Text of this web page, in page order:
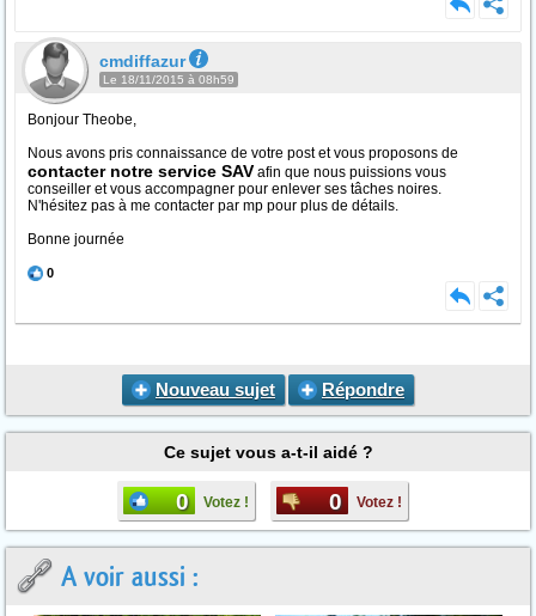
cmdiffazur
Le 18/11/2015 à 08h59
Bonjour Theobe,
Nous avons pris connaissance de votre post et vous proposons de
contacter notre service SAV afin que nous puissions vous
conseiller et vous accompagner pour enlever ses tâches noires.
N'hésitez pas à me contacter par mp pour plus de détails.
Bonne journée
0
Nouveau sujet Répondre
Ce sujet vous a-t-il aidé ?
0 Votez ! 0 Votez !
A voir aussi :